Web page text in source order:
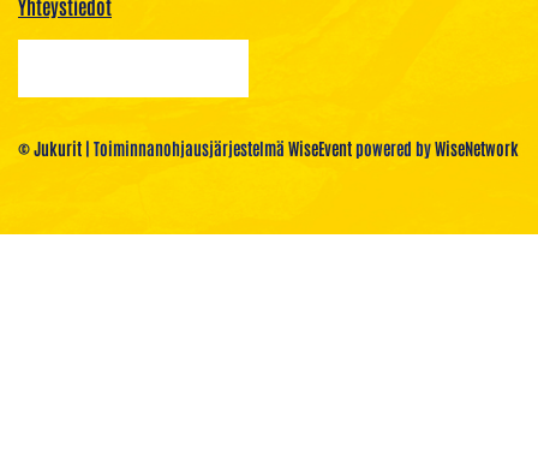
Yhteystiedot
© Jukurit | Toiminnanohjausjärjestelmä WiseEventpowered byWiseNetwork